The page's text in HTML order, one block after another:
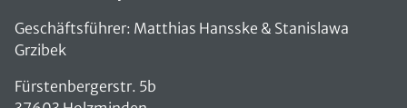
Geschäftsführer: Matthias Hansske & Stanislawa
Grzibek
Fürstenbergerstr. 5b